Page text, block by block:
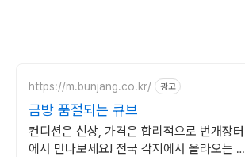
https://m.bunjang.co.kr/ 광고
금방 품절되는 큐브
컨디션은 신상, 가격은 합리적으로 번개장터
에서 만나보세요! 전국 각지에서 올라오는 전